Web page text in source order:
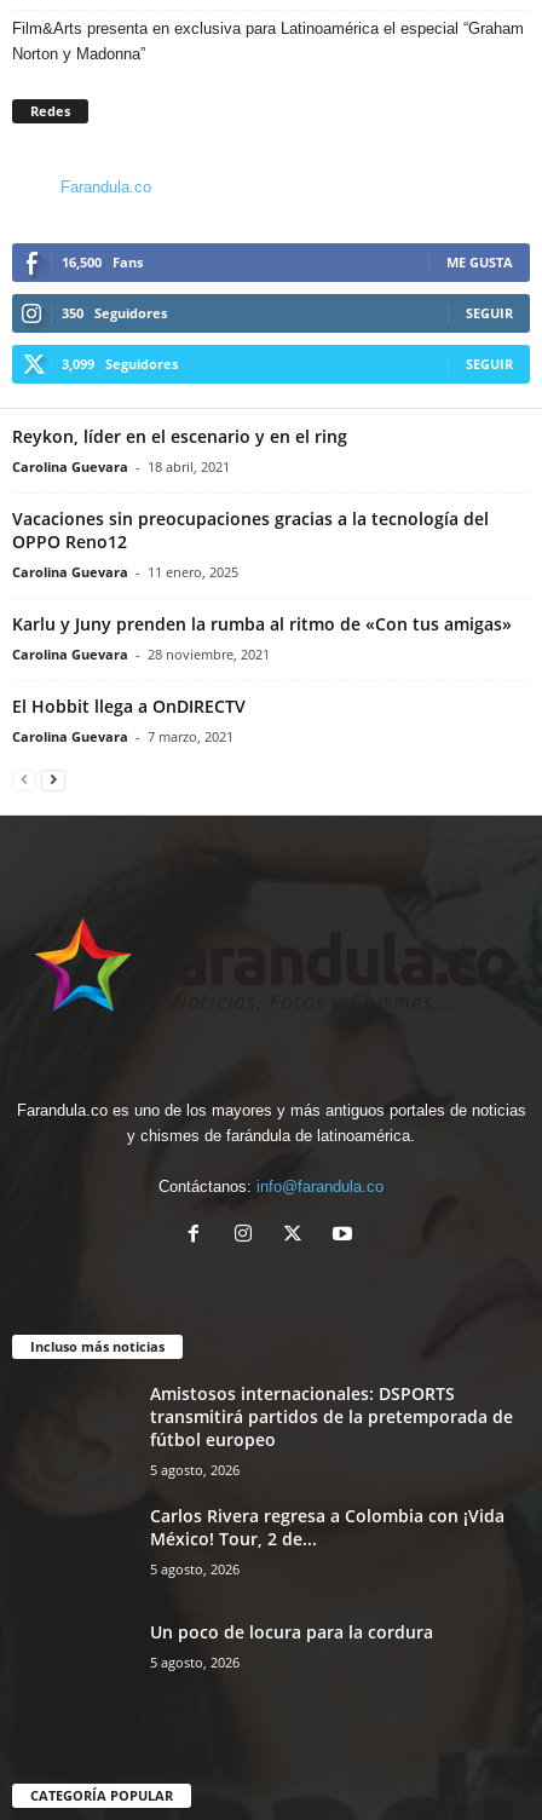
Film&Arts presenta en exclusiva para Latinoamérica el especial “Graham
Norton y Madonna”
Redes
Farandula.co
16,500 Fans ME GUSTA
350 Seguidores SEGUIR
3,099 Seguidores SEGUIR
Reykon, líder en el escenario y en el ring
Carolina Guevara - 18 abril, 2021
Vacaciones sin preocupaciones gracias a la tecnología del
OPPO Reno12
Carolina Guevara - 11 enero, 2025
Karlu y Juny prenden la rumba al ritmo de «Con tus amigas»
Carolina Guevara - 28 noviembre, 2021
El Hobbit llega a OnDIRECTV
Carolina Guevara - 7 marzo, 2021
Farandula.co es uno de los mayores y más antiguos portales de noticias
y chismes de farándula de latinoamérica.
Contáctanos: info@farandula.co
Incluso más noticias
Amistosos internacionales: DSPORTS
transmitirá partidos de la pretemporada de
fútbol europeo
5 agosto, 2026
Carlos Rivera regresa a Colombia con ¡Vida
México! Tour, 2 de...
5 agosto, 2026
Un poco de locura para la cordura
5 agosto, 2026
CATEGORÍA POPULAR